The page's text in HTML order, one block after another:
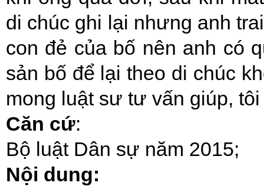
di chúc ghi lại nhưng anh
con đẻ của bố nên anh có
sản bố để lại theo di chúc
mong luật sư tư vấn giúp,
Căn cứ:
Bộ luật Dân sự năm 2015;
Nội dung: